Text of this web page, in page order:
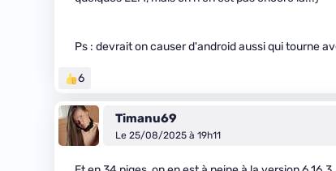
Ps : devrait on causer d'android aussi qui tourne
6
Timanu69
Le 25/08/2025 à 19h11